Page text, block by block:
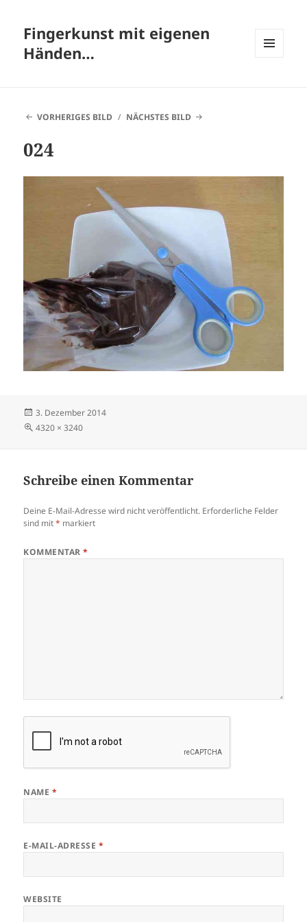
Fingerkunst mit eigenen
Händen…
VORHERIGES BILD NÄCHSTES BILD
024
Veröffentlicht
am
3. Dezember 2014
Volle
4320 × 3240
Schreibe einen Kommentar
Deine E-Mail-Adresse wird nicht veröffentlicht. Erforderliche Felder
sind mit* markiert
KOMMENTAR*
NAME *
E-MAIL-ADRESSE *
WEBSITE